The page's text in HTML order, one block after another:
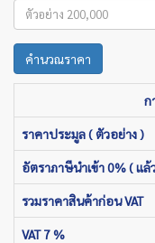
คำนวณราคา
ก
ราคาประมูล ( ตัวอย่าง )
อัตราภาษีนำเข้า 0% ( แ
รวมราคาสินค้าก่อน VAT
VAT 7 %